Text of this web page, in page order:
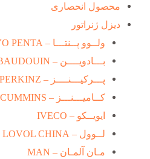
محصول انحصاری
دیزل ژنراتور
ولــوو پــنتـــا – VOLVO PENTA
بـــادویــــن – BAUDOUIN
پـــرکیـــنــــز – PERKINZ
کــامیـــنـــز – CUMMINS
ایویــکو – IVECO
لــوول – LOVOL CHINA
مـان آلمـان – MAN